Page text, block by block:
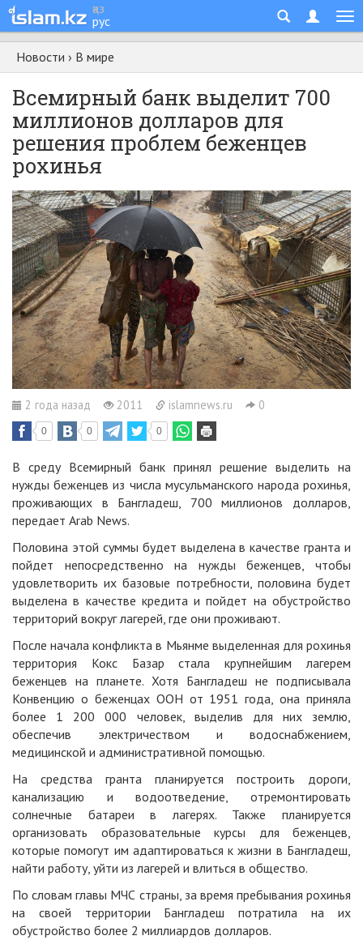
қаз
рус
Новости › В мире
Всемирный банк выделит 700
миллионов долларов для
решения проблем беженцев
рохинья
2 года назад 2011 islamnews.ru 0
0 0 0
В среду Всемирный банк принял решение выделить на
нужды беженцев из числа мусульманского народа рохинья,
проживающих в Бангладеш, 700 миллионов долларов,
передает Arab News.
Половина этой суммы будет выделена в качестве гранта и
пойдет непосредственно на нужды беженцев, чтобы
удовлетворить их базовые потребности, половина будет
выделена в качестве кредита и пойдет на обустройство
территорий вокруг лагерей, где они проживают.
После начала конфликта в Мьянме выделенная для рохинья
территория Кокс Базар стала крупнейшим лагерем
беженцев на планете. Хотя Бангладеш не подписывала
Конвенцию о беженцах ООН от 1951 года, она приняла
более 1 200 000 человек, выделив для них землю,
обеспечив электричеством и водоснабжением,
медицинской и административной помощью.
На средства гранта планируется построить дороги,
канализацию и водоотведение, отремонтировать
солнечные батареи в лагерях. Также планируется
организовать образовательные курсы для беженцев,
которые помогут им адаптироваться к жизни в Бангладеш,
найти работу, уйти из лагерей и влиться в общество.
По словам главы МЧС страны, за время пребывания рохинья
на своей территории Бангладеш потратила на их
обустройство более 2 миллиардов долларов.